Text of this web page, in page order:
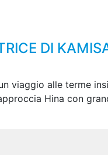
DI
viaggio alle terme
Hina con